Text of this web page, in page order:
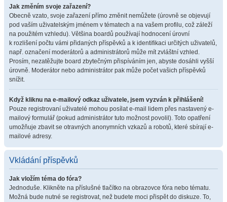
Jak změním svoje zařazení?
Obecně vzato, svoje zařazení přímo změnit nemůžete (úrovně se objevují
pod vaším uživatelským jménem v tématech a na vašem profilu, což záleží
na použitém vzhledu). Většina boardů používají hodnocení úrovní
k rozlišení počtu vámi přidaných příspěvků a k identifikaci určitých uživatelů,
např. označení moderátorů a administrátorů může mít zvláštní vzhled.
Prosím, nezatěžujte board zbytečným přispíváním jen, abyste dosáhli vyšší
úrovně. Moderátor nebo administrátor pak může počet vašich příspěvků
snížit.
Když kliknu na e-mailový odkaz uživatele, jsem vyzván k přihlášení!
Pouze registrovaní uživatelé mohou posílat e-mail lidem přes nastavený e-
mailový formulář (pokud administrátor tuto možnost povolil). Toto opatření
umožňuje zbavit se otravných anonymních vzkazů a robotů, které sbírají e-
mailové adresy.
Vkládání příspěvků
Jak vložím téma do fóra?
Jednoduše. Klikněte na příslušné tlačítko na obrazovce fóra nebo tématu.
Možná bude nutné se registrovat, než budete moci přispět do diskuze. To,